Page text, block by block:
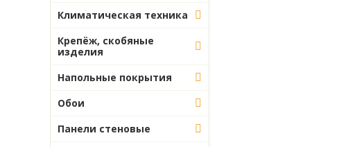
Электротехнические изделия
Эмали, краски
Новый год (Пиротехника)
Климатическая техника
Крепёж, скобяные
изделия
Напольные покрытия
Обои
Панели стеновые